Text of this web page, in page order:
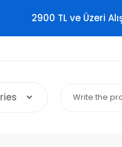
2900 TL ve Üzeri